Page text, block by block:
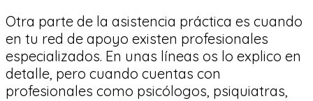
Otra parte de la asistencia práctica es cuando
en tu red de apoyo existen profesionales
especializados. En unas líneas os lo explico en
detalle, pero cuando cuentas con
profesionales como psicólogos, psiquiatras,